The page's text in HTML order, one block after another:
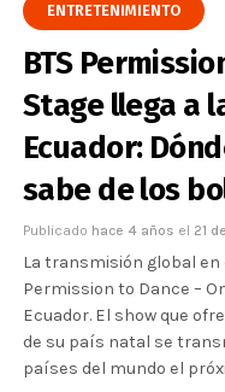
ENTRETENIMIENTO
BTS
Stage llega a
Ecuador:
sabe de los
Publicado hace 4 años el 21
La transmisión global en
Permission to Dance –
Ecuador. El show que
de su país natal se
países del mundo el